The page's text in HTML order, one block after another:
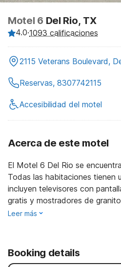
Motel 6 Del Rio, TX
4.0·1093 calificaciones
2115 Veterans Boulevard,
Reservas, 8307742115
Accesibilidad del motel
Acerca de este motel
El Motel 6 Del Rio se
Todas las habitaciones tienen
incluyen televisores con
gratis y mostradores de
Leer más
Booking details